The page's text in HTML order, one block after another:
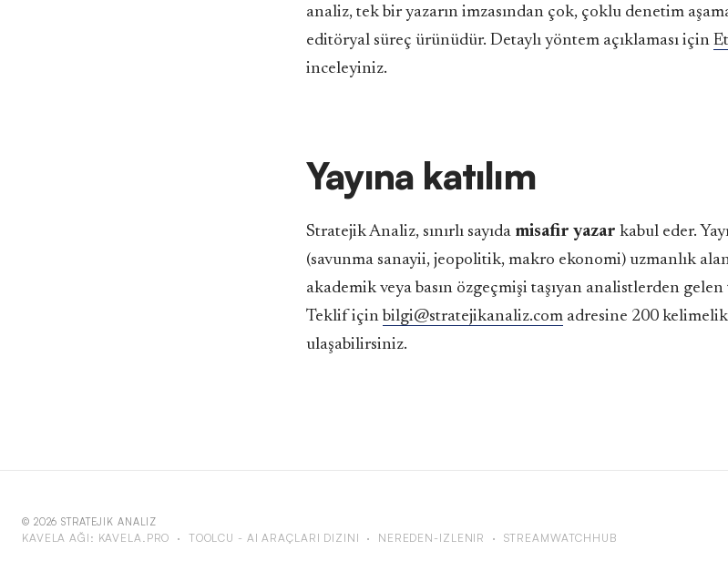
analiz, tek bir yazarın imzasından çok, çoklu denetim
editöryal süreç ürünüdür. Detaylı yöntem açıklaması için
inceleyiniz.
Yayına katılım
Stratejik Analiz, sınırlı sayıda misafir yazar kabul eder.
(savunma sanayii, jeopolitik, makro ekonomi) uzmanlık
akademik veya basın özgeçmişi taşıyan analistlerden
Teklif için bilgi@stratejikanaliz.com adresine 200
ulaşabilirsiniz.
© 2026 STRATEJIK ANALIZ
KAVELA AĞI: KAVELA.PRO · TOOLCU - AI ARAÇLARI DIZINI · NEREDEN-IZLENIR · STREAMWATCHHUB